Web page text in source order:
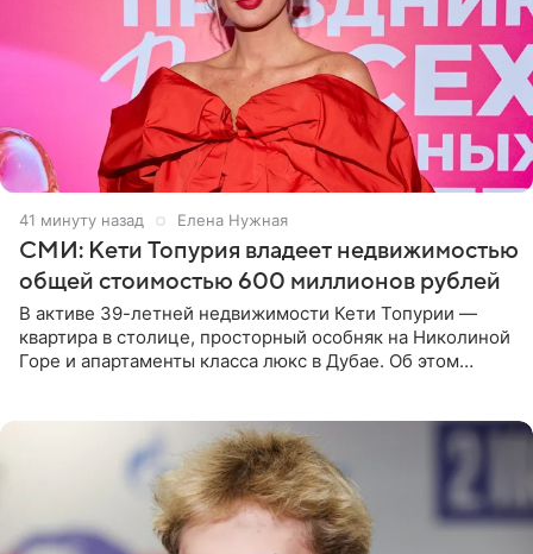
41 минуту назад Елена Нужная
СМИ: Кети Топурия владеет недвижимостью
общей стоимостью 600 миллионов рублей
В активе 39-летней недвижимости Кети Топурии —
квартира в столице, просторный особняк на Николиной
Горе и апартаменты класса люкс в Дубае. Об этом